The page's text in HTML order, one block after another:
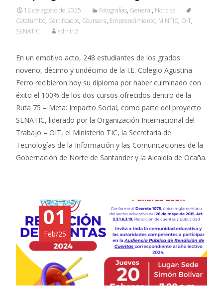
12 de agosto de 2025 Fotografías, General, Noticias
Catatumbo, Certificados, Coursera, Emprendimiento, MINTIC, OIT,
SENATIC
admin2
En un emotivo acto, 248 estudiantes de los grados
noveno, décimo y undécimo de la I.E. Colegio Agustina
Ferro recibieron hoy su diploma por haber culminado con
éxito el 100% de los dos cursos ofrecidos dentro de la
Ruta 75 – Meta: Impacto Social, como parte del proyecto
SENATIC, liderado por la Organización Internacional del
Trabajo – OIT, el Ministerio TIC, la Secretaría de
Tecnologías de la Información y las Comunicaciones de la
Gobernación de Norte de Santander y la Alcaldía de Ocaña.
01
Feb/25